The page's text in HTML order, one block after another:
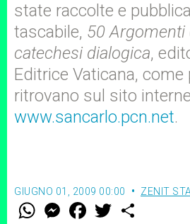
state raccolte e
tascabile, 50 Argomenti
catechesi dialogica,
Editrice Vaticana, come
ritrovano sul sito
www.sancarlo.pcn.net.
GIUGNO 01, 2009 00:00 ZENIT
W M
e
F
a w